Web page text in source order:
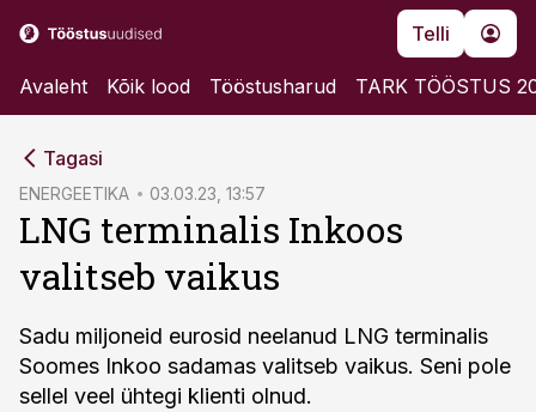
Telli
Avaleht Kõik lood Tööstusharud TARK TÖÖSTUS
Tagasi
ENERGEETIKA 03.03.23, 13:57
LNG terminalis Inkoos
valitseb vaikus
Sadu miljoneid eurosid neelanud LNG terminalis
Soomes Inkoo sadamas valitseb vaikus. Seni pole
sellel veel ühtegi klienti olnud.